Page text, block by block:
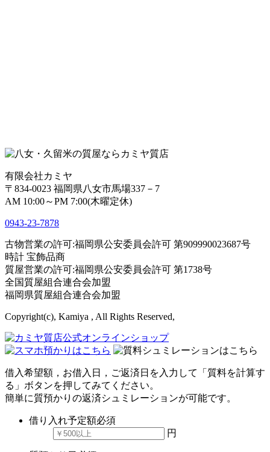
有限会社カミヤ
〒834-0023 福岡県八女市馬場337－7
AM 10:00～PM 7:00(木曜定休)
0943-23-7878
古物営業の許可:福岡県公安委員会許可 第909990023687号
時計 宝飾品商
質屋営業の許可:福岡県公安委員会許可 第1738号
全国質屋組合連合会加盟
福岡県質屋組合連合会加盟
Copyright(c), Kamiya , All Rights Reserved,
借入希望額，お借入日，ご返済日を入力して「質料を計算す
る」ボタンを押してみてください。
簡単に質預かりの返済シュミレーションが可能です。
借り入れ予定額必須
円